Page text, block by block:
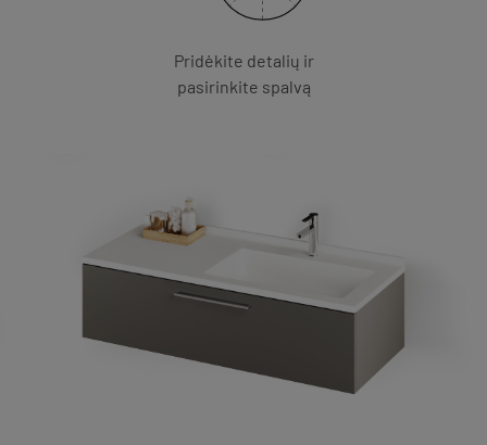
Pridėkite detalių ir
pasirinkite spalvą